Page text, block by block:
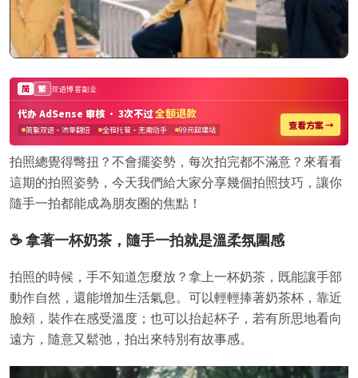
拍照總覺得彆扭？不會擺姿勢，每次拍完都不滿意？來看看
這期的拍照姿勢，今天我們給大家分享幾個拍照技巧，讓你
隨手一拍都能成為朋友圈的焦點！
☕ 拿著一杯奶茶，隨手一拍就是溫柔氛圍感
拍照的時候，手不知道怎麼放？拿上一杯奶茶，既能讓手部
動作自然，還能增加生活氣息。可以輕輕捧著奶茶杯，靠近
臉頰，裝作在感受溫度；也可以抬起杯子，若有所思地看向
遠方，隨意又鬆弛，拍出來特別有故事感。